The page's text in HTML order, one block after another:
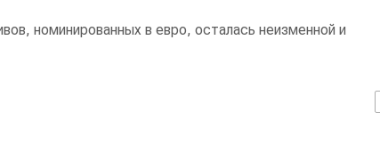
номинированных в евро, осталась неизменной и